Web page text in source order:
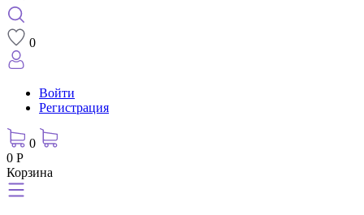
0
Войти
Регистрация
0
0 Р
Корзина